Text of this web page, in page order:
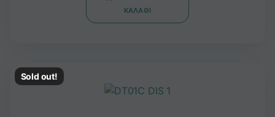
ΚΑΛΆΘΙ
Sold out!